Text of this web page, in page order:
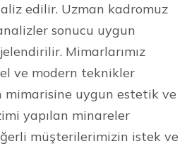
edilir. Uzman kadromuz
sonucu uygun
Mimarlarımız
ve modern teknikler
mimarisine uygun estetik ve
yapılan minareler
müşterilerimizin istek ve